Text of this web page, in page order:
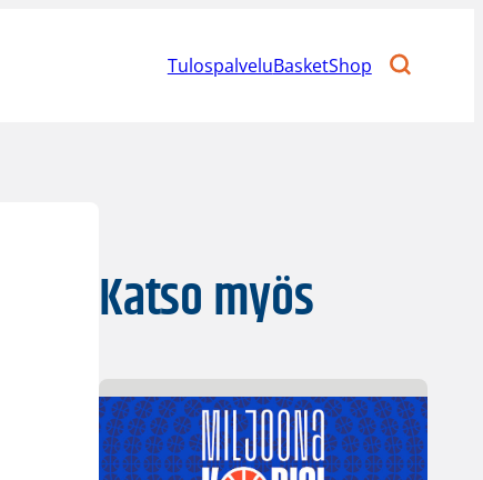
TulospalveluBasketShop
Katso myös